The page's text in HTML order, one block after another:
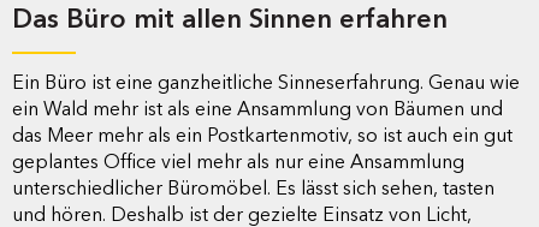
Das Büro mit allen Sinnen erfahren
Ein Büro ist eine ganzheitliche Sinneserfahrung. Genau wie
ein Wald mehr ist als eine Ansammlung von Bäumen und
das Meer mehr als ein Postkartenmotiv, so ist auch ein gut
geplantes Office viel mehr als nur eine Ansammlung
unterschiedlicher Büromöbel. Es lässt sich sehen, tasten
und hören. Deshalb ist der gezielte Einsatz von Licht,